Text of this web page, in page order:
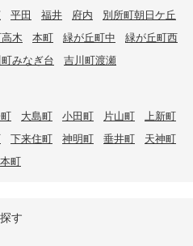
平田 福井 府内
別所町朝日ケ丘
木 本町 緑が丘町中
緑が丘町西
みなぎ台 吉川町渡瀬
大島町 小田町 片山町
上新町
下来住町 神明町 垂井町
天神町
本町
す